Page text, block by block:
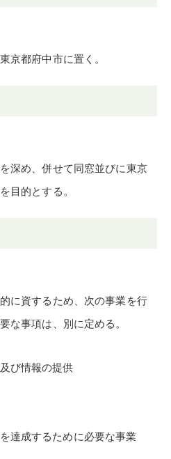
京都府中市に置く。
深め、併せて同窓並びに東京
目的とする。
に資するため、次の事業を行
な事項は、別に定める。
び情報の提供
達成するために必要な事業